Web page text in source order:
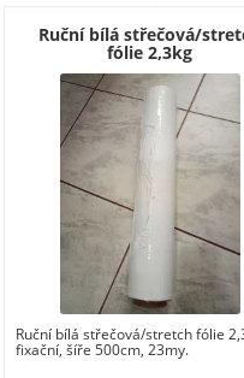
Ruční bílá střečová/
fólie 2,3kg
Ruční bílá střečová/stretch fólie
fixační, šíře 500cm, 23my.